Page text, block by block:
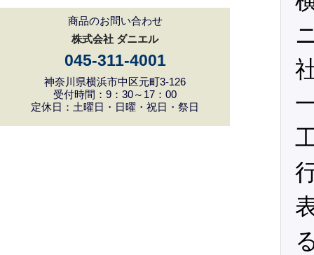
商品のお問い合わせ
株式会社 ダニエル
045-311-4001
神奈川県横浜市中区元町3-126
受付時間：9：30～17：00
定休日：土曜日・日曜・祝日・祭日